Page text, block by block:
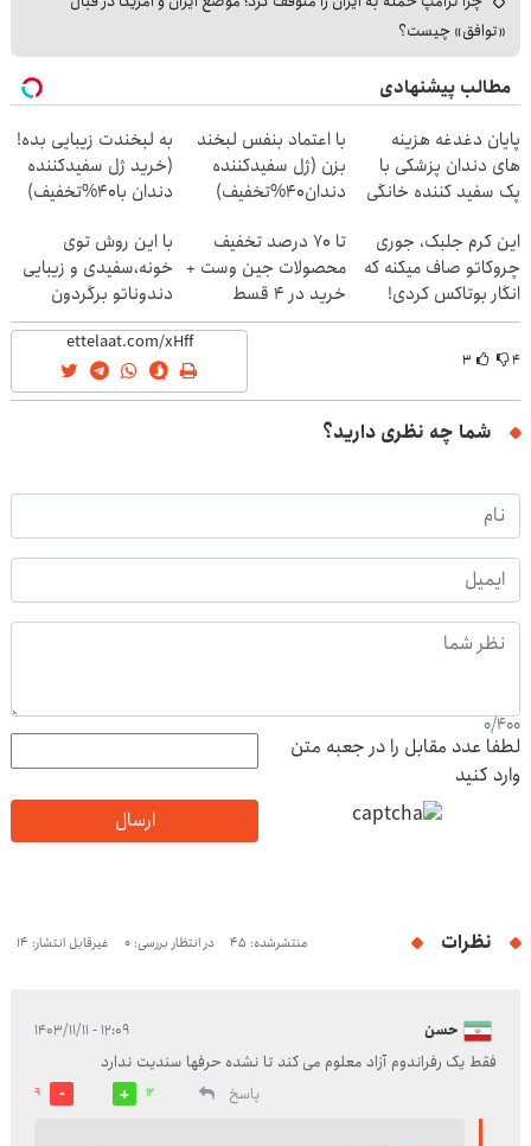
«توافق» چیست؟
مطالب پیشنهادی
پایان دغدغه هزینه
های دندان پزشکی با
پک سفید کننده خانگی
با اعتماد بنفس لبخند
بزن (ژل سفیدکننده
دندان40%تخفیف)
به لبخندت زیبایی بده!
(خرید ژل سفیدکننده
دندان با40%تخفیف)
این کرم جلبک، جوری
چروکاتو صاف میکنه که
انگار بوتاکس کردی!
(تخفیف ویژه)
تا 70 درصد تخفیف
محصولات جین وست +
خرید در 4 قسط
با این روش توی
خونه،سفیدی و زیبایی
دندوناتو برگردون
(40%off)
۴ ۳
شما چه نظری دارید؟
0/400
لطفا عدد مقابل را در جعبه متن
وارد کنید
ارسال
نظرات منتشرشده: 45 در انتظار بررسی: 0 غیرقابل انتشار: 14
حسن ۱۲:۰۹ - ۱۴۰۳/۱۱/۱۱
فقط یک رفراندوم آزاد معلوم می کند تا نشده حرفها سندیت ندارد
پاسخ
12
9